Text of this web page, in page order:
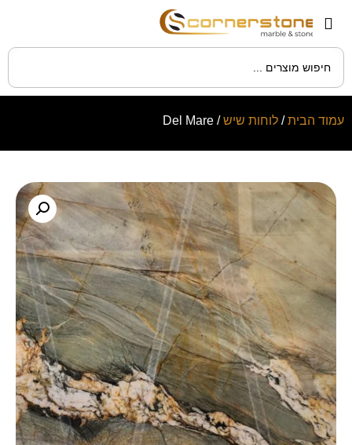
עמוד הבית/ לוחות שיש/ Del Mare